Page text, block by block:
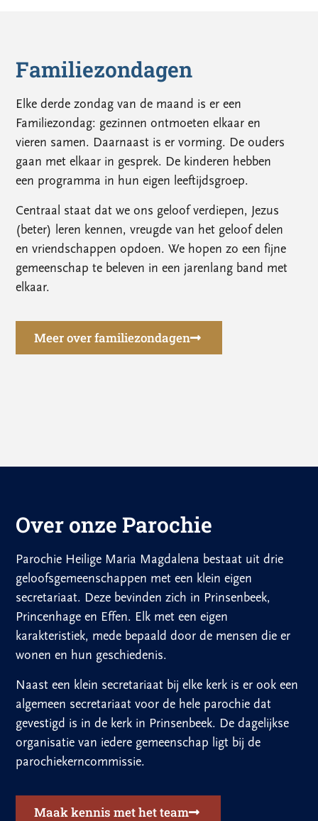
Familiezondagen
Elke derde zondag van de maand is er een
Familiezondag: gezinnen ontmoeten elkaar en
vieren samen. Daarnaast is er vorming. De ouders
gaan met elkaar in gesprek. De kinderen hebben
een programma in hun eigen leeftijdsgroep.
Centraal staat dat we ons geloof verdiepen, Jezus
(beter) leren kennen, vreugde van het geloof delen
en vriendschappen opdoen. We hopen zo een fijne
gemeenschap te beleven in een jarenlang band met
elkaar.
Meer over familiezondagen
Over onze Parochie
Parochie Heilige Maria Magdalena bestaat uit drie
geloofsgemeenschappen met een klein eigen
secretariaat. Deze bevinden zich in Prinsenbeek,
Princenhage en Effen. Elk met een eigen
karakteristiek, mede bepaald door de mensen die er
wonen en hun geschiedenis.
Naast een klein secretariaat bij elke kerk is er ook een
algemeen secretariaat voor de hele parochie dat
gevestigd is in de kerk in Prinsenbeek. De dagelijkse
organisatie van iedere gemeenschap ligt bij de
parochiekerncommissie.
Maak kennis met het team